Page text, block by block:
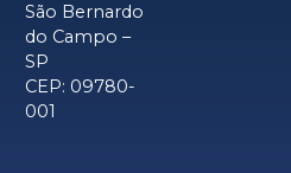
São Bernardo
do Campo –
SP
CEP: 09780-
001